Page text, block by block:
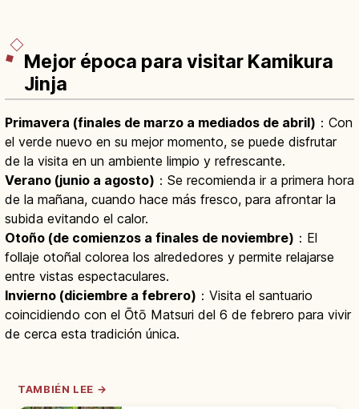
Mejor época para visitar Kamikura
Jinja
Primavera (finales de marzo a mediados de abril) ：Con
el verde nuevo en su mejor momento, se puede disfrutar
de la visita en un ambiente limpio y refrescante.
Verano (junio a agosto) ：Se recomienda ir a primera hora
de la mañana, cuando hace más fresco, para afrontar la
subida evitando el calor.
Otoño (de comienzos a finales de noviembre) ：El
follaje otoñal colorea los alrededores y permite relajarse
entre vistas espectaculares.
Invierno (diciembre a febrero) ：Visita el santuario
coincidiendo con el Ōtō Matsuri del 6 de febrero para vivir
de cerca esta tradición única.
TAMBIÉN LEE →